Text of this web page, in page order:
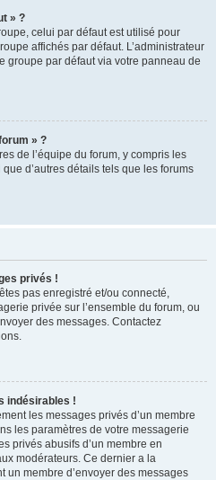
» ?
celui par défaut est utilisé pour
affichés par défaut. L’administrateur
groupe par défaut via votre panneau de
» ?
de l’équipe du forum, y compris les
d’autres détails tels que les forums
privés !
pas enregistré et/ou connecté,
privée sur l’ensemble du forum, ou
des messages. Contactez
indésirables !
les messages privés d’un membre
les paramètres de votre messagerie
privés abusifs d’un membre en
modérateurs. Ce dernier a la
un membre d’envoyer des messages